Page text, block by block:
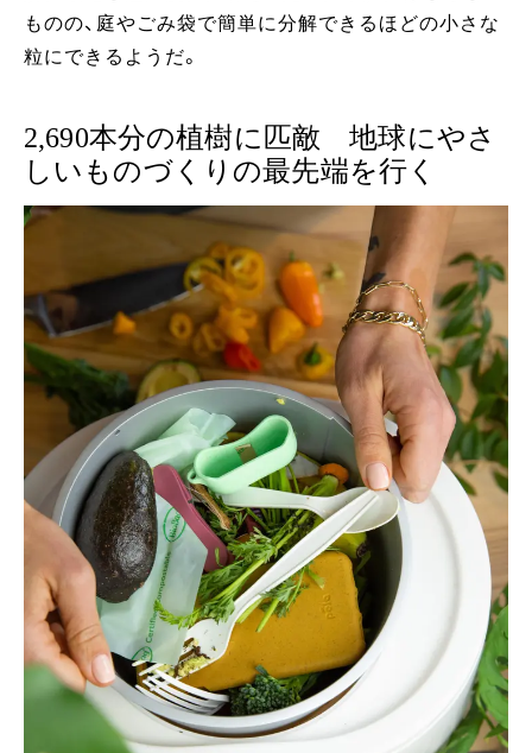
ものの、庭やごみ袋で簡単に分解できるほどの小さな
粒にできるようだ。
2,690本分の植樹に匹敵 地球にやさ
しいものづくりの最先端を行く